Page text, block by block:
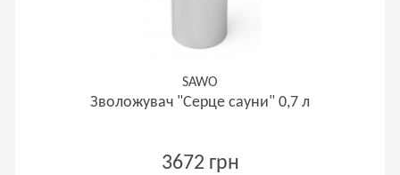
SAWO
Зволожувач "Серце сауни" 0,7 л
3672 грн